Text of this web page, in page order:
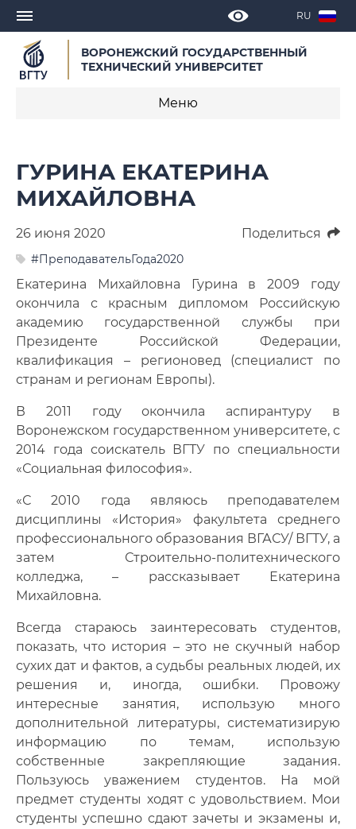
RU
ВОРОНЕЖСКИЙ ГОСУДАРСТВЕННЫЙ
ТЕХНИЧЕСКИЙ УНИВЕРСИТЕТ
Меню
Объявления
Выступления, доклады, интервью
Календарь мероприятий
Корпоративные издания
Фото
Анкеты и опросы
Контакты для СМИ
ГУРИНА ЕКАТЕРИНА
МИХАЙЛОВНА
26 июня 2020 Поделиться
#ПреподавательГода2020
Екатерина Михайловна Гурина в 2009 году
окончила с красным дипломом Российскую
академию государственной службы при
Президенте Российской Федерации,
квалификация – регионовед (специалист по
странам и регионам Европы).
В 2011 году окончила аспирантуру в
Воронежском государственном университете, с
2014 года соискатель ВГТУ по специальности
«Социальная философия».
«С 2010 года являюсь преподавателем
дисциплины «История» факультета среднего
профессионального образования ВГАСУ/ ВГТУ, а
затем Строительно-политехнического
колледжа, – рассказывает Екатерина
Михайловна.
Всегда стараюсь заинтересовать студентов,
показать, что история – это не скучный набор
сухих дат и фактов, а судьбы реальных людей, их
решения и, иногда, ошибки. Провожу
интересные занятия, использую много
дополнительной литературы, систематизирую
информацию по темам, использую
собственные закрепляющие задания.
Пользуюсь уважением студентов. На мой
предмет студенты ходят с удовольствием. Мои
студенты успешно сдают зачеты и экзамены и,